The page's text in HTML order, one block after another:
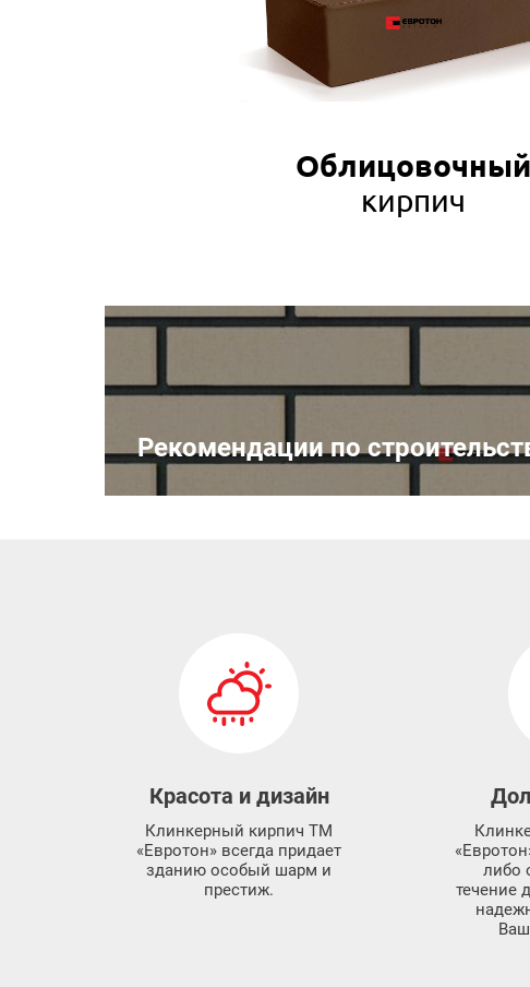
Облицовочный
кирпич
Рекомендации по
Красота и дизайн
Клинкерный кирпич ТМ
«Евротон» всегда придает
зданию особый шарм и
престиж.
либо
течение